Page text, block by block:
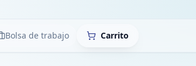
Bolsa de trabajo Carrito